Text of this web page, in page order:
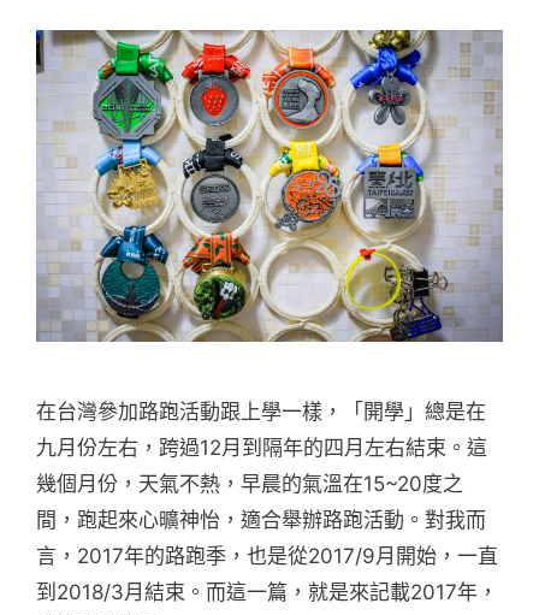
在台灣參加路跑活動跟上學一樣，「開學」總是在
九月份左右，跨過12月到隔年的四月左右結束。這
幾個月份，天氣不熱，早晨的氣溫在15~20度之
間，跑起來心曠神怡，適合舉辦路跑活動。對我而
言，2017年的路跑季，也是從2017/9月開始，一直
到2018/3月結束。而這一篇，就是來記載2017年，